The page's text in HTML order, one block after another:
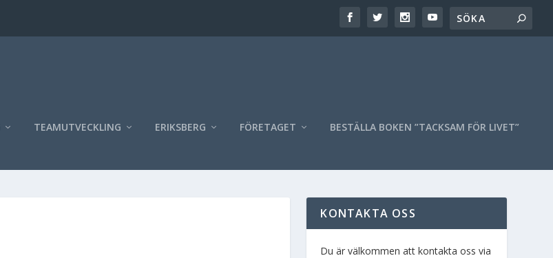
TEAMUTVECKLING ERIKSBERG FÖRETAGET BESTÄLLA BOKEN ”TACKSAM FÖR LIVET”
KONTAKTA OSS
Du är välkommen att kontakta oss via